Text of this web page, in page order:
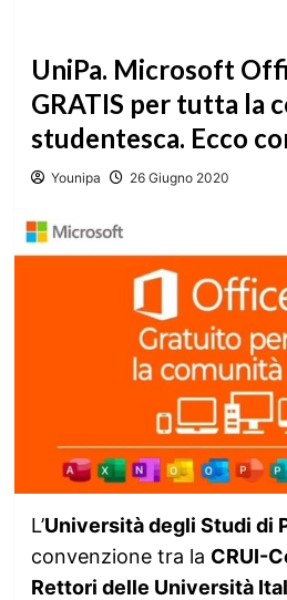
UniPa. Microsoft
GRATIS per tutta la
studentesca. Ecco
Younipa 26 Giugno 2020
L’Università degli Studi di
convenzione tra la CRUI-
Rettori delle Università